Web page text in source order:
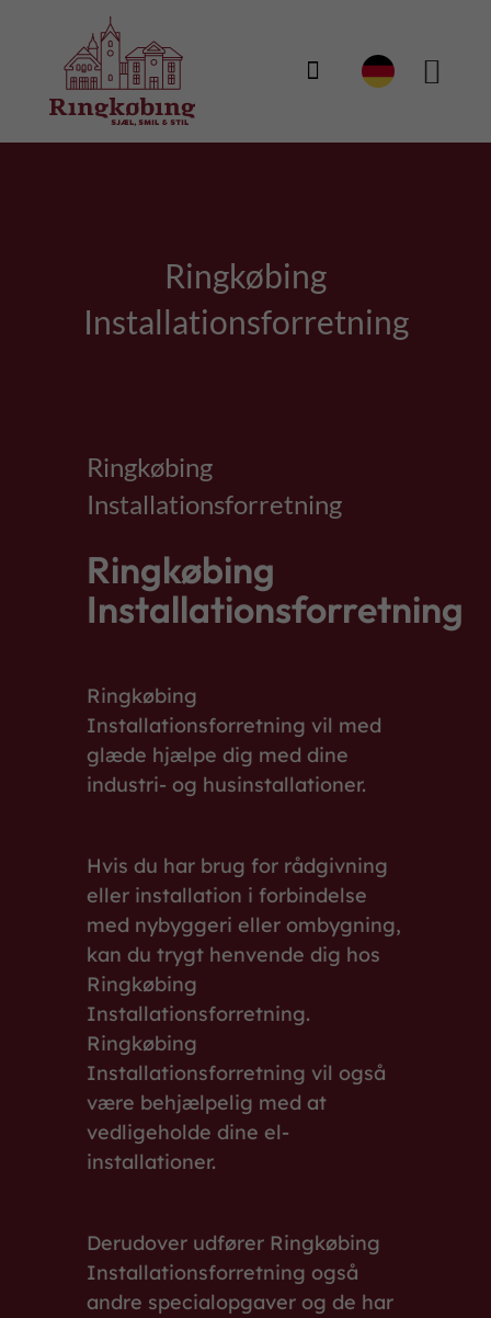

Ringkøbing
Installationsforretning
Ringkøbing
Installationsforretning
Ringkøbing
Installationsforretning
Ringkøbing
Installationsforretning vil med
glæde hjælpe dig med dine
industri- og husinstallationer.
Hvis du har brug for rådgivning
eller installation i forbindelse
med nybyggeri eller ombygning,
kan du trygt henvende dig hos
Ringkøbing
Installationsforretning.
Ringkøbing
Installationsforretning vil også
være behjælpelig med at
vedligeholde dine el-
installationer.
Derudover udfører Ringkøbing
Installationsforretning også
andre specialopgaver og de har